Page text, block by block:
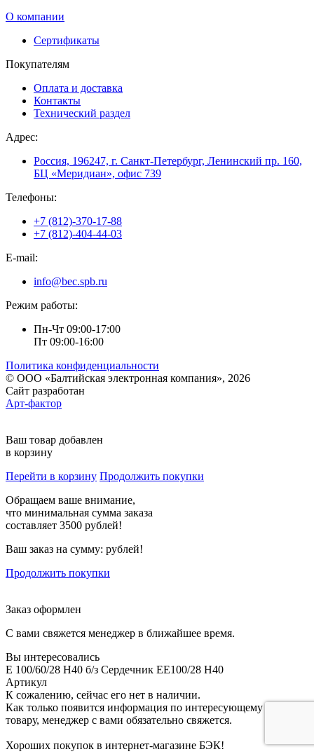
О компании
Сертификаты
Покупателям
Оплата и доставка
Контакты
Технический раздел
Адрес:
Россия, 196247, г. Санкт-Петербург, Ленинский пр. 160,
БЦ «Меридиан», офис 739
Телефоны:
+7 (812)-370-17-88
+7 (812)-404-44-03
E-mail:
info@bec.spb.ru
Режим работы:
Пн-Чт 09:00-17:00
Пт 09:00-16:00
Политика конфиденциальности
© ООО «Балтийская электронная компания», 2026
Сайт разработан
Арт-фактор
Ваш товар добавлен
в корзину
Перейти в корзину Продолжить покупки
Обращаем ваше внимание,
что минимальная сумма заказа
составляет 3500 рублей!
Ваш заказ на сумму: рублей!
Продолжить покупки
Заказ оформлен
С вами свяжется менеджер в ближайшее время.
Вы интересовались
E 100/60/28 H40 б/з Сердечник EE100/28 H40
Артикул
К сожалению, сейчас его нет в наличии.
Как только появится информация по интересующему вас
товару, менеджер с вами обязательно свяжется.
Хороших покупок в интернет-магазине БЭК!